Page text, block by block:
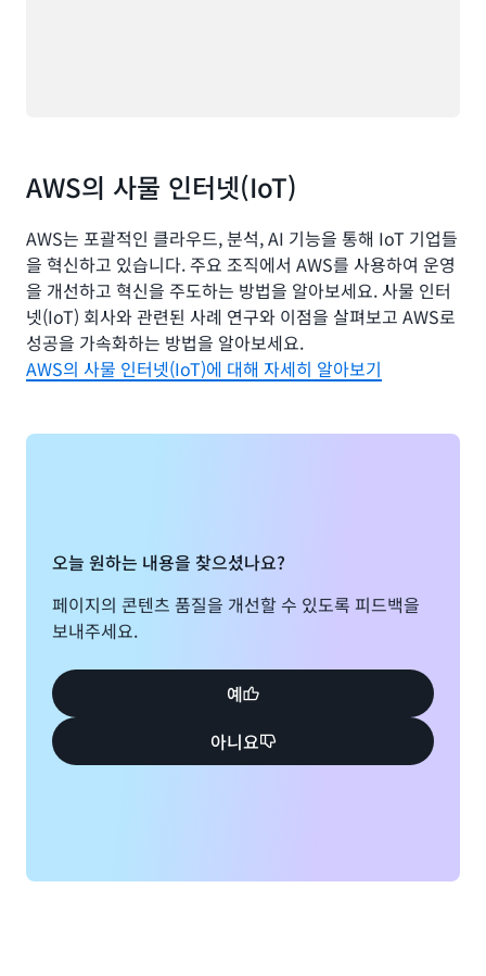
AWS의 사물 인터넷(IoT)
AWS는 포괄적인 클라우드, 분석, AI 기능을 통해 IoT 기업들
을 혁신하고 있습니다. 주요 조직에서 AWS를 사용하여 운영
을 개선하고 혁신을 주도하는 방법을 알아보세요. 사물 인터
넷(IoT) 회사와 관련된 사례 연구와 이점을 살펴보고 AWS로
성공을 가속화하는 방법을 알아보세요.
AWS의 사물 인터넷(IoT)에 대해 자세히 알아보기
오늘 원하는 내용을 찾으셨나요?
페이지의 콘텐츠 품질을 개선할 수 있도록 피드백을
보내주세요.
예
아니요